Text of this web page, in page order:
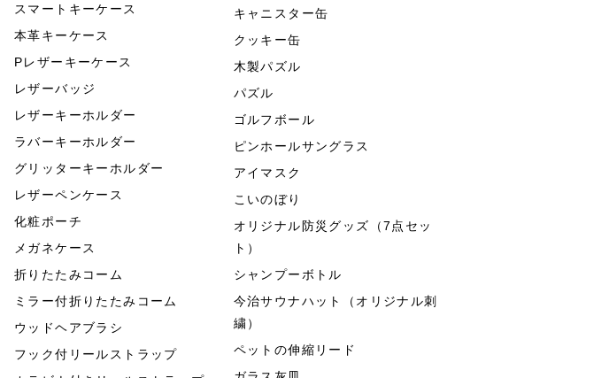
スマートキーケース
本革キーケース
Pレザーキーケース
レザーバッジ
レザーキーホルダー
ラバーキーホルダー
グリッターキーホルダー
レザーペンケース
化粧ポーチ
メガネケース
折りたたみコーム
ミラー付折りたたみコーム
ウッドヘアブラシ
フック付リールストラップ
キャニスター缶
クッキー缶
木製パズル
パズル
ゴルフボール
ピンホールサングラス
アイマスク
こいのぼり
オリジナル防災グッズ（7点セッ
ト）
シャンプーボトル
今治サウナハット（オリジナル刺
繍）
ペットの伸縮リード